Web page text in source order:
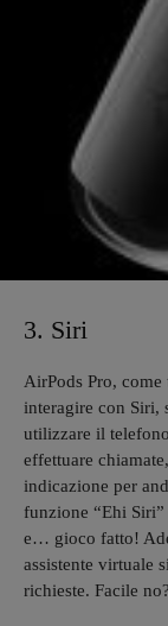
3. Siri
AirPods Pro,
interagire con Siri,
utilizzare il
effettuare
indicazione per
funzione “Ehi
e… gioco fatto!
assistente virtuale
richieste. Facile no?